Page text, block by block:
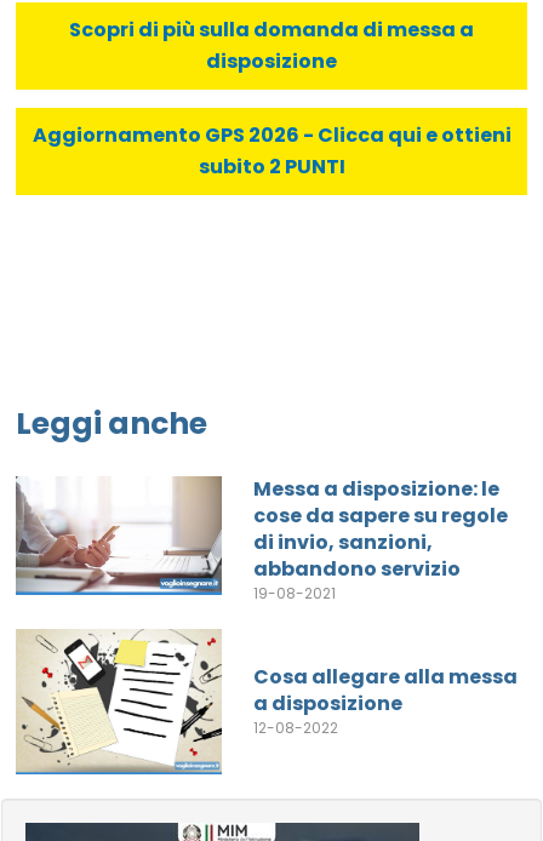
Scopri di più sulla domanda di messa a
disposizione
Aggiornamento GPS 2026 - Clicca qui e ottieni
subito 2 PUNTI
Leggi anche
Messa a disposizione: le
cose da sapere su regole
di invio, sanzioni,
abbandono servizio
19-08-2021
Cosa allegare alla messa
a disposizione
12-08-2022